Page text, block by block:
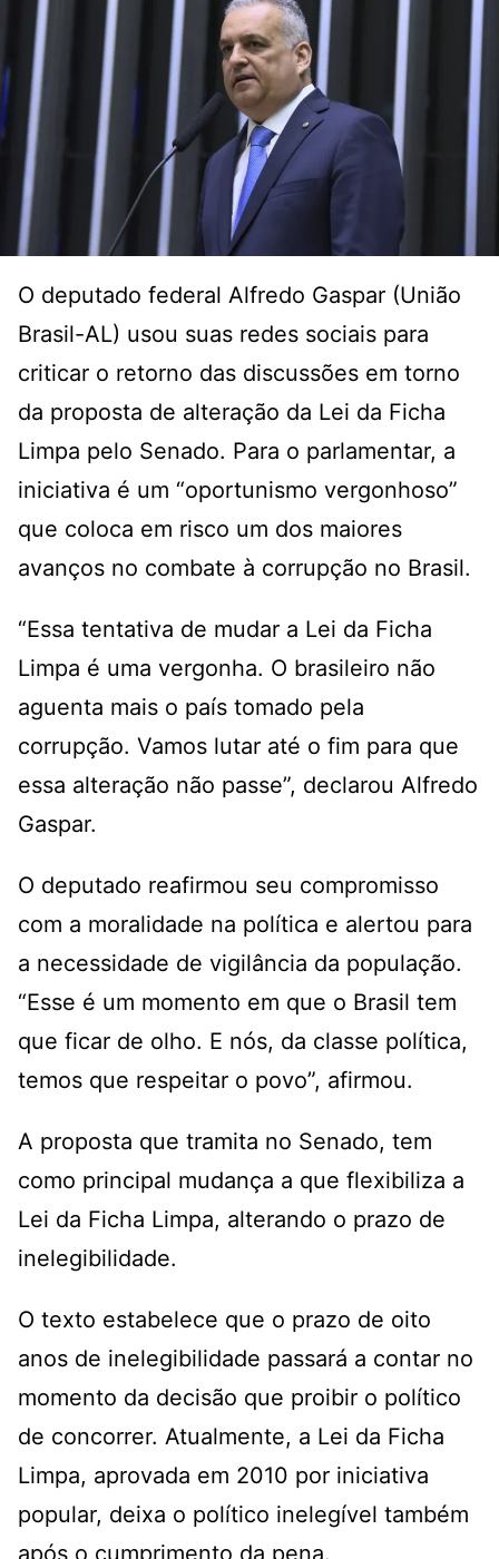
O deputado federal Alfredo Gaspar (União
Brasil-AL) usou suas redes sociais para
criticar o retorno das discussões em torno
da proposta de alteração da Lei da Ficha
Limpa pelo Senado. Para o parlamentar, a
iniciativa é um “oportunismo vergonhoso”
que coloca em risco um dos maiores
avanços no combate à corrupção no Brasil.
“Essa tentativa de mudar a Lei da Ficha
Limpa é uma vergonha. O brasileiro não
aguenta mais o país tomado pela
corrupção. Vamos lutar até o fim para que
essa alteração não passe”, declarou Alfredo
Gaspar.
O deputado reafirmou seu compromisso
com a moralidade na política e alertou para
a necessidade de vigilância da população.
“Esse é um momento em que o Brasil tem
que ficar de olho. E nós, da classe política,
temos que respeitar o povo”, afirmou.
A proposta que tramita no Senado, tem
como principal mudança a que flexibiliza a
Lei da Ficha Limpa, alterando o prazo de
inelegibilidade.
O texto estabelece que o prazo de oito
anos de inelegibilidade passará a contar no
momento da decisão que proibir o político
de concorrer. Atualmente, a Lei da Ficha
Limpa, aprovada em 2010 por iniciativa
popular, deixa o político inelegível também